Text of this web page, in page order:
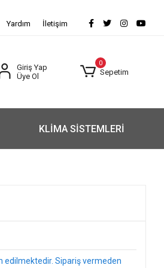
Yardım İletişim
Giriş Yap
Üye Ol
0
Sepetim
KLİMA SİSTEMLERİ
edilmektedir. Sipariş vermeden